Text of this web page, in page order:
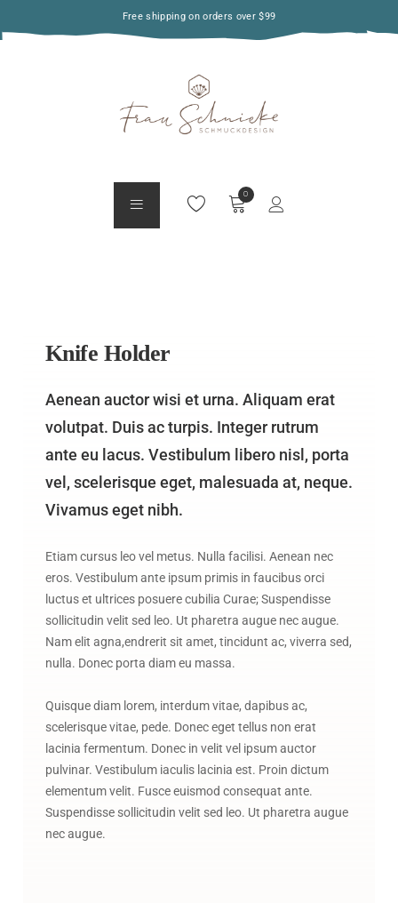
Free shipping on orders over $99
Knife Holder
Aenean auctor wisi et urna. Aliquam erat
volutpat. Duis ac turpis. Integer rutrum
ante eu lacus. Vestibulum libero nisl, porta
vel, scelerisque eget, malesuada at, neque.
Vivamus eget nibh.
Etiam cursus leo vel metus. Nulla facilisi. Aenean nec
eros. Vestibulum ante ipsum primis in faucibus orci
luctus et ultrices posuere cubilia Curae; Suspendisse
sollicitudin velit sed leo. Ut pharetra augue nec augue.
Nam elit agna,endrerit sit amet, tincidunt ac, viverra sed,
nulla. Donec porta diam eu massa.
Quisque diam lorem, interdum vitae, dapibus ac,
scelerisque vitae, pede. Donec eget tellus non erat
lacinia fermentum. Donec in velit vel ipsum auctor
pulvinar. Vestibulum iaculis lacinia est. Proin dictum
elementum velit. Fusce euismod consequat ante.
Suspendisse sollicitudin velit sed leo. Ut pharetra augue
nec augue.